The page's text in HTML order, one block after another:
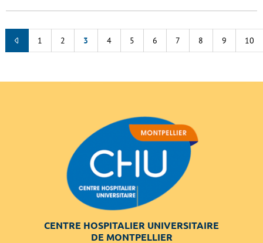
1 2 3 4 5 6 7 8 9 10
CENTRE HOSPITALIER UNIVERSITAIRE
DE MONTPELLIER